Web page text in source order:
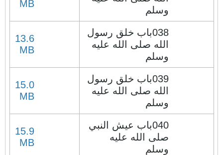
وسلم
MB
038باب خلق رسول
الله صلى الله عليه
وسلم
13.6
MB
039باب خلق رسول
الله صلى الله عليه
وسلم
15.0
MB
040باب عيش النبي
صلى الله عليه
وسلم
15.9
MB